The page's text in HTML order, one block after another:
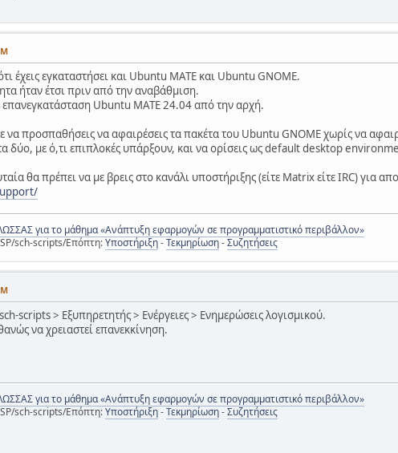
έχεις εγκαταστήσει και Ubuntu MATE και Ubuntu GNOME.
ήταν έτσι πριν από την αναβάθμιση.
Ubuntu MATE 24.04 από την αρχή.
να προσπαθήσεις να αφαιρέσεις τα πακέτα του Ubuntu GNOME χωρίς να
δύο, με ό,τι επιπλοκές υπάρξουν, και να ορίσεις ως default desktop
θα πρέπει να με βρεις στο κανάλι υποστήριξης (είτε Matrix είτε IRC) για
για το μάθημα «Ανάπτυξη εφαρμογών σε προγραμματιστικό περιβάλλον»
sch-scripts/Επόπτη:Υποστήριξη-Τεκμηρίωση-Συζητήσεις
scripts > Εξυπηρετητής > Ενέργειες > Ενημερώσεις λογισμικού.
να χρειαστεί επανεκκίνηση.
για το μάθημα «Ανάπτυξη εφαρμογών σε προγραμματιστικό περιβάλλον»
sch-scripts/Επόπτη:Υποστήριξη-Τεκμηρίωση-Συζητήσεις